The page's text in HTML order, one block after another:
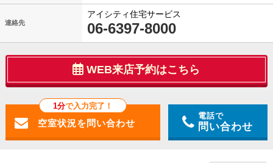
連絡先
アイシティ住宅サービス
06-6397-8000
WEB来店予約はこちら
1分で入力完了！
電話で
問い合わせ